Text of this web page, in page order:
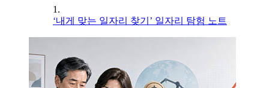
1.
‘내게 맞는 일자리 찾기’ 일자리 탐험 노트